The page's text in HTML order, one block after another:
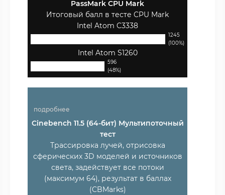
PassMark CPU Mark
Итоговый балл в тесте CPU Mark
Intel Atom C3338
1245
(100%)
Intel Atom S1260
596
(48%)
подробнее
Cinebench 11.5 (64-бит) Мультипоточный
тест
Трассировка лучей, отрисовка
сферических 3D моделей и источников
света, задействует все потоки
(максимум 64), результат в баллах
(CBMarks)